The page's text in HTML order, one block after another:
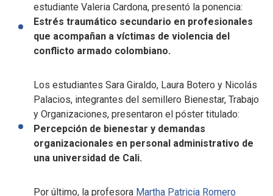
estudiante Valeria Cardona, presentó la ponencia:
Estrés traumático secundario en profesionales
que acompañan a víctimas de violencia del
conflicto armado colombiano.
Los estudiantes Sara Giraldo, Laura Botero y Nicolás
Palacios, integrantes del semillero Bienestar, Trabajo
y Organizaciones, presentaron el póster titulado:
Percepción de bienestar y demandas
organizacionales en personal administrativo de
una universidad de Cali.
Por último, la profesora Martha Patricia Romero